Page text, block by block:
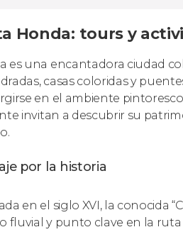
Honda: tours y
es una encantadora ciudad
casas coloridas y
en el ambiente
invitan a descubrir su
por la historia
en el siglo XVI, la conocida
fluvial y punto clave en la